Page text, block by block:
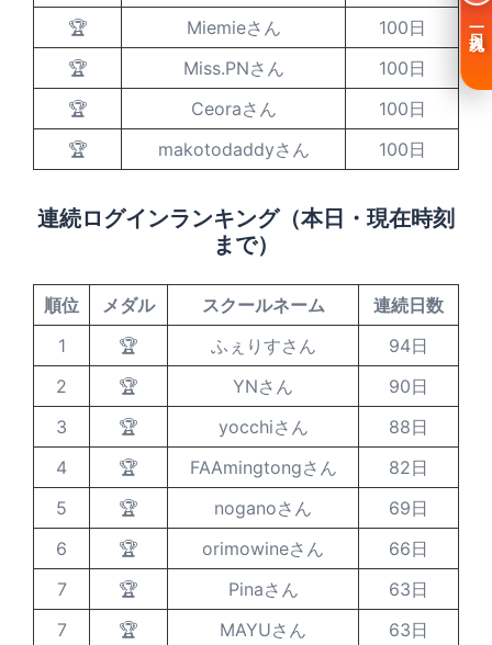
🏆 Miemieさん
100日
🏆
Miss.PNさん
100日
🏆
Ceoraさん
100日
🏆
makotodaddyさん 100日
連続ログインランキング（本日・現在時刻
まで）
順位 メダル スクールネーム
連続日数
1
🏆 ふぇりすさん
94日
2
🏆 YNさん
90日
3
🏆 yocchiさん
88日
4
🏆 FAAmingtongさん
82日
5
🏆 noganoさん
69日
6
🏆 orimowineさん
66日
7
🏆 Pinaさん
63日
7
🏆 MAYUさん
63日